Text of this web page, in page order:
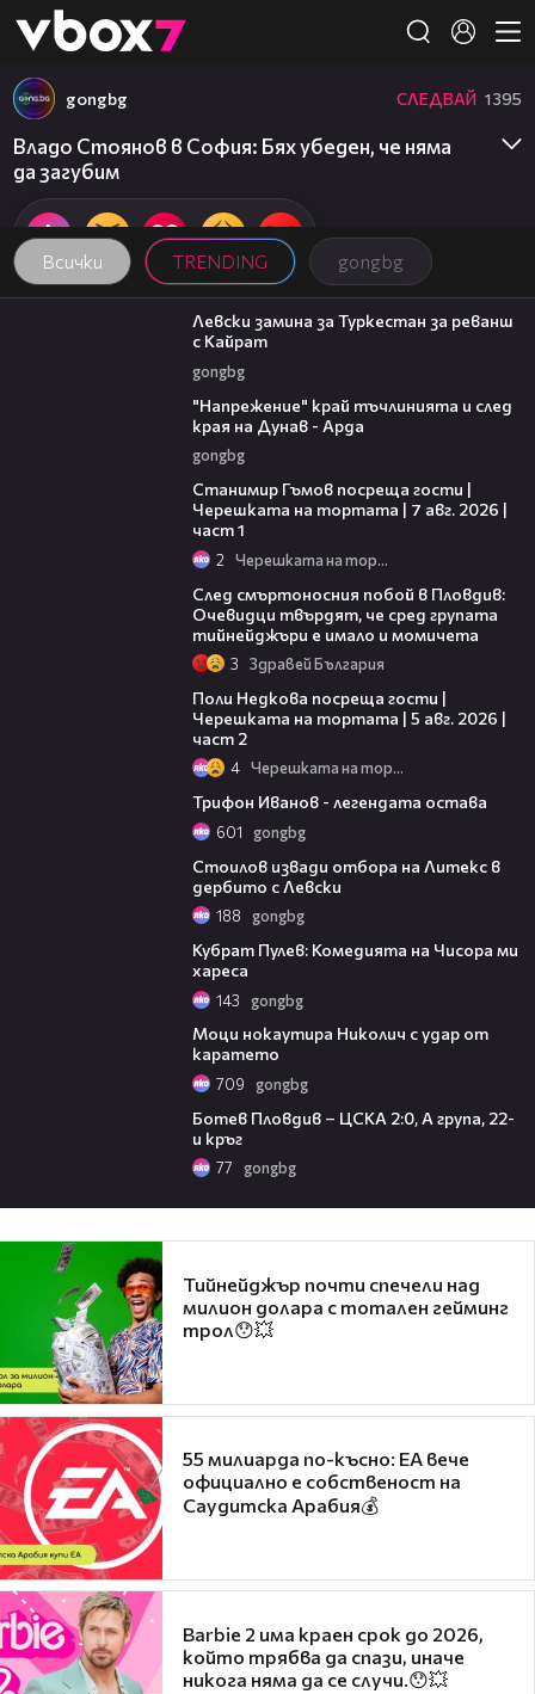
👾
Всички TRENDING gongbg
gongbg СЛЕДВАЙ 1395
Владо Стоянов в София: Бях убеден, че няма
да загубим
00:43
Левски замина за Туркестан за реванш
с Кайрат
gongbg
"Напрежение" край тъчлинията и след
края на Дунав - Арда
gongbg
Станимир Гъмов посреща гости |
Черешката на тортата | 7 авг. 2026 |
част 1
2 Черешката на тортата
След смъртоносния побой в Пловдив:
Очевидци твърдят, че сред групата
тийнейджъри е имало и момичета
3 Здравей България
Поли Недкова посреща гости |
Черешката на тортата | 5 авг. 2026 |
част 2
4 Черешката на тортата
Трифон Иванов - легендата остава
601 gongbg
Стоилов извади отбора на Литекс в
дербито с Левски
188 gongbg
Кубрат Пулев: Комедията на Чисора ми
хареса
143 gongbg
Моци нокаутира Николич с удар от
каратето
709 gongbg
Ботев Пловдив – ЦСКА 2:0, А група, 22-
и кръг
77 gongbg
Тийнейджър почти спечели над
милион долара с тотален гейминг
трол😯💥
55 милиарда по-късно: EA вече
официално е собственост на
Саудитска Арабия💰
Barbie 2 има краен срок до 2026,
който трябва да спази, иначе
никога няма да се случи.😯💥